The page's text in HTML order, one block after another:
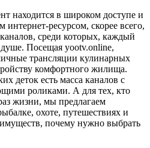
находится в широком доступе и
интернет-ресурсом, скорее всего,
среди которых, каждый
душе. Посещая yootv.online,
трансляции кулинарных
комфортного жилища.
деток есть масса каналов с
роликами. А для тех, кто
жизни, мы предлагаем
охоте, путешествиях и
почему нужно выбрать